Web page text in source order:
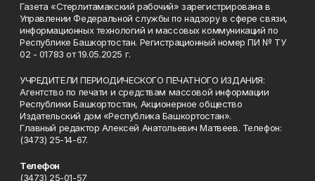
Газета «Стерлитамакский рабочий» зарегистрирована в
Управлении Федеральной службы по надзору в сфере связи,
информационных технологий и массовых коммуникаций по
Республике Башкортостан. Регистрационный номер ПИ № ТУ
02 - 01783 от 19.05.2025 г.
УЧРЕДИТЕЛИ ПЕРИОДИЧЕСКОГО ПЕЧАТНОГО ИЗДАНИЯ:
Агентство по печати и средствам массовой информации
Республики Башкортостан, Акционерное общество
Издательский дом «Республика Башкортостан».
Главный редактор Алексей Анатольевич Матвеев. Телефон:
(3473) 25-14-67.
Телефон
(3473) 25-01-57